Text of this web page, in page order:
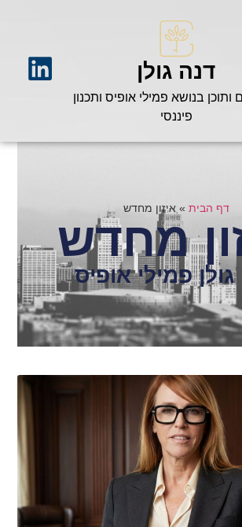
דנה גולן
בנושא פמילי אופיס ותכנון
פיננסי
דף הבית »איזון מחדש
מחדש
פמילי אופיס